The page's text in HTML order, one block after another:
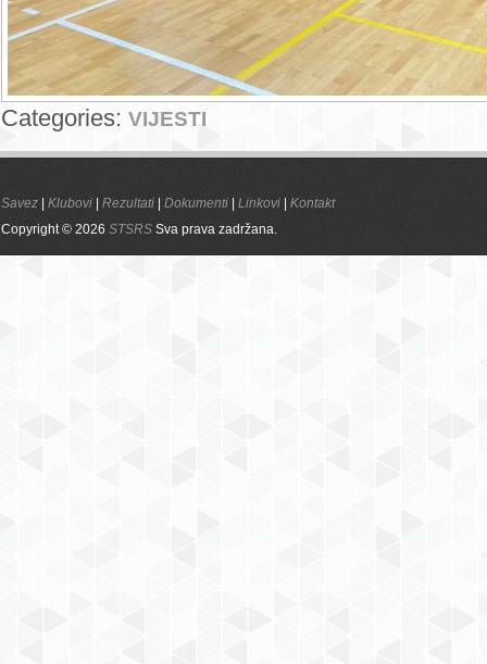
Categories: VIJESTI
Savez | Klubovi | Rezultati | Dokumenti | Linkovi | Kontakt
Copyright © 2026 STSRS Sva prava zadržana.